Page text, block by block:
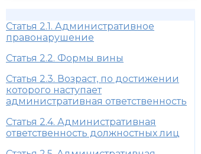
Статья 2.1. Административное
правонарушение
Статья 2.2. Формы вины
Статья 2.3. Возраст, по достижении
которого наступает
административная ответственность
Статья 2.4. Административная
ответственность должностных лиц